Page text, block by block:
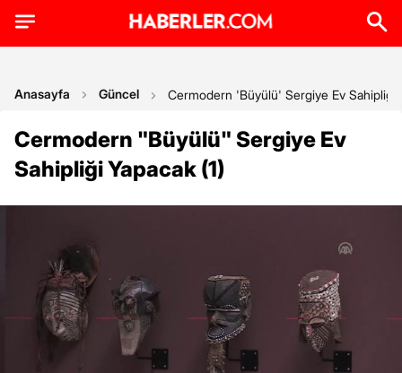
Anasayfa Güncel Cermodern 'Büyülü' Sergiye Ev Sahipliği
Cermodern "Büyülü" Sergiye Ev
Sahipliği Yapacak (1)